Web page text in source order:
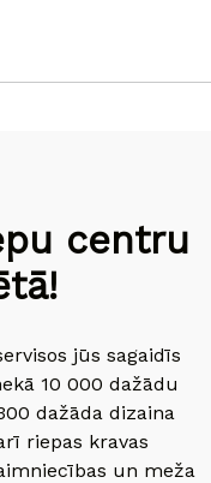
centru
jūs sagaidīs
10 000 dažādu
dažāda dizaina
riepas kravas
un meža